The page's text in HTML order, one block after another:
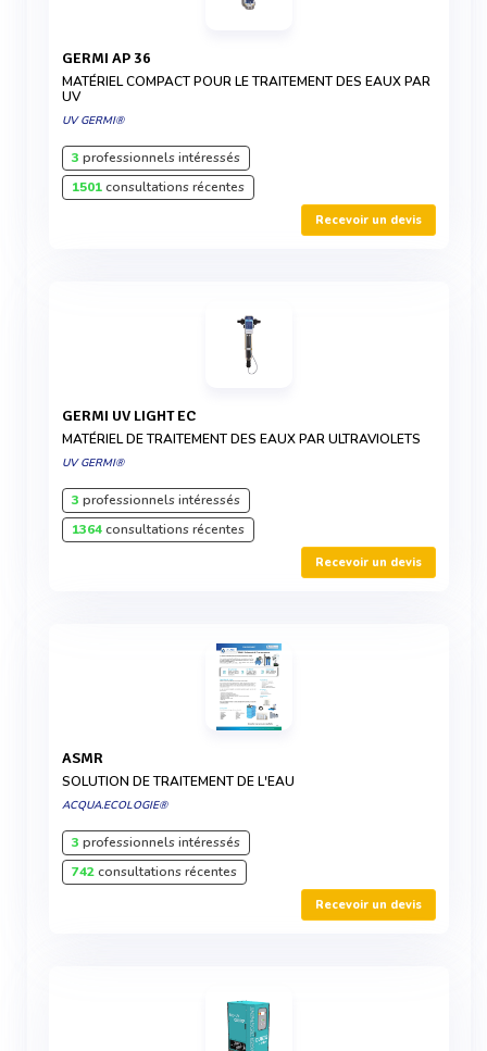
GERMI AP 36
MATÉRIEL COMPACT POUR LE TRAITEMENT DES EAUX PAR
UV
UV GERMI®
3 professionnels intéressés
1501consultations récentes
Recevoir un devis
GERMI UV LIGHT EC
MATÉRIEL DE TRAITEMENT DES EAUX PAR ULTRAVIOLETS
UV GERMI®
3 professionnels intéressés
1364consultations récentes
Recevoir un devis
ASMR
SOLUTION DE TRAITEMENT DE L'EAU
ACQUA.ECOLOGIE®
3 professionnels intéressés
742consultations récentes
Recevoir un devis